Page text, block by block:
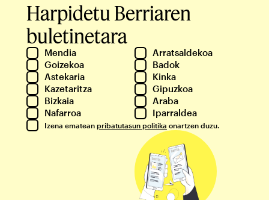
Harpidetu Berriaren
buletinetara
Mendia
Arratsaldekoa
Goizekoa
Badok
Astekaria
Kinka
Kazetaritza
Gipuzkoa
Bizkaia
Araba
Nafarroa
Iparraldea
Izena ematean pribatutasun politika onartzen duzu.